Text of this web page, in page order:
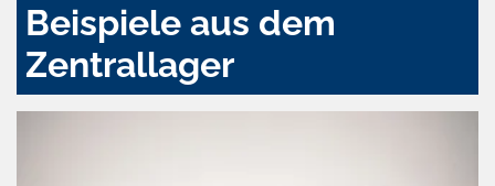
Beispiele aus dem
Zentrallager